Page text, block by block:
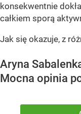
konsekwentnie
całkiem sporą
Jak się okazuje, z
Aryna
Mocna opinia